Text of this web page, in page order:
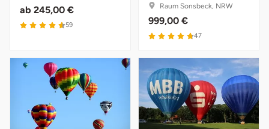
ab 245,00 €
59
Raum Sonsbeck, NRW
999,00 €
47